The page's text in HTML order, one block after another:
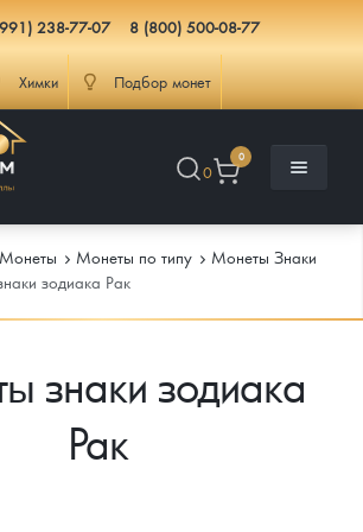
238-77-07 8 (800) 500-08-77
Химки Подбор монет
0
0
Монеты Монеты по типу
Монеты Знаки
зодиака Рак
знаки зодиака
Рак